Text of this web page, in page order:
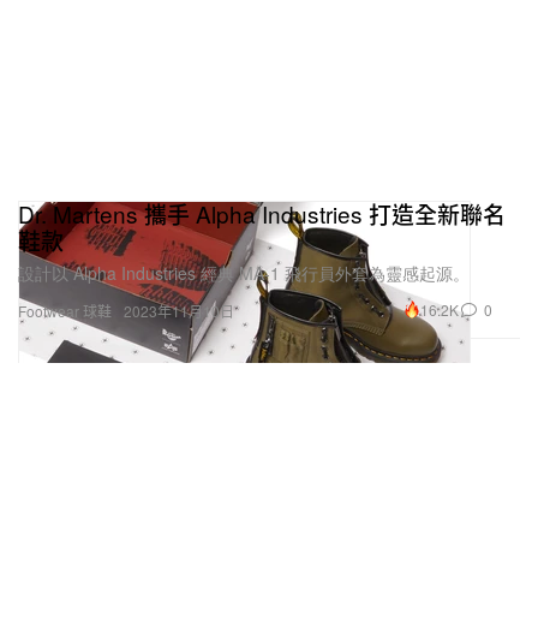
Footwear 球鞋
Dr. Martens 攜手 Alpha Industries 打造全新聯名
鞋款
設計以 Alpha Industries 經典 MA-1 飛行員外套為靈感起源。
2023年11月10日 16.2K 0